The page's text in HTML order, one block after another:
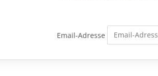
Email-Adresse